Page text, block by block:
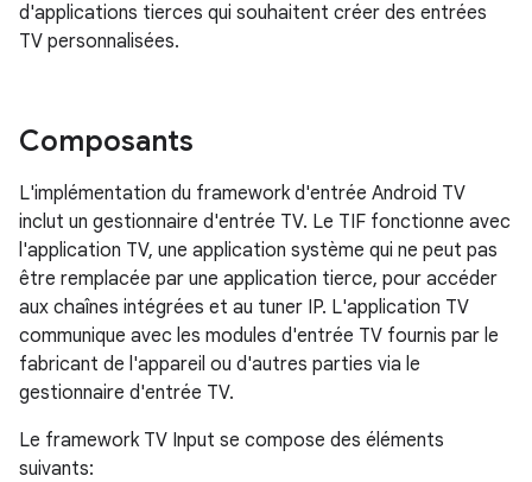
d'applications tierces qui souhaitent créer des entrées
TV personnalisées.
Composants
L'implémentation du framework d'entrée Android TV
inclut un gestionnaire d'entrée TV. Le TIF fonctionne avec
l'application TV, une application système qui ne peut pas
être remplacée par une application tierce, pour accéder
aux chaînes intégrées et au tuner IP. L'application TV
communique avec les modules d'entrée TV fournis par le
fabricant de l'appareil ou d'autres parties via le
gestionnaire d'entrée TV.
Le framework TV Input se compose des éléments
suivants: